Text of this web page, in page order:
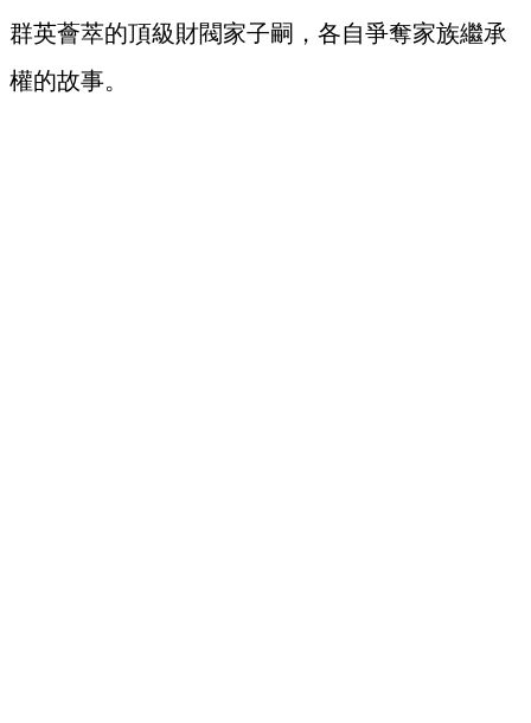
群英薈萃的頂級財閥家子嗣，各自爭奪家族繼承
權的故事。